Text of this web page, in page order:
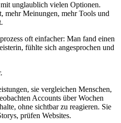
unglaublich vielen Optionen.
mehr Meinungen, mehr Tools und
oft einfacher: Man fand einen
fühlte sich angesprochen und
sie vergleichen Menschen,
Accounts über Wochen
ohne sichtbar zu reagieren. Sie
prüfen Websites.